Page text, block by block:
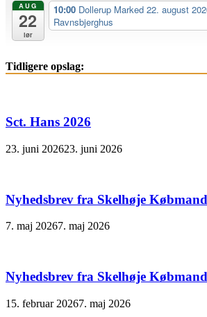
AUG
22
lør
10:00 Dollerup Marked 22. august
Ravnsbjerghus
Tidligere opslag:
Sct. Hans 2026
23. juni 202623. juni 2026
Nyhedsbrev fra Skelhøje
7. maj 20267. maj 2026
Nyhedsbrev fra Skelhøje
15. februar 20267. maj 2026